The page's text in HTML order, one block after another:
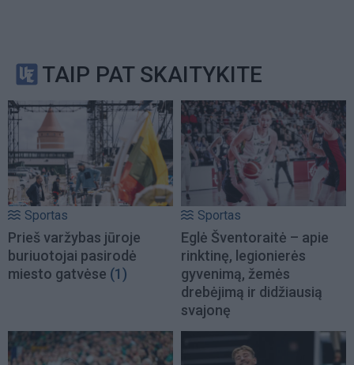
TAIP PAT SKAITYKITE
Sportas
Prieš varžybas jūroje
buriuotojai pasirodė
miesto gatvėse (1)
Sportas
Eglė Šventoraitė – apie
rinktinę, legionierės
gyvenimą, žemės
drebėjimą ir didžiausią
svajonę